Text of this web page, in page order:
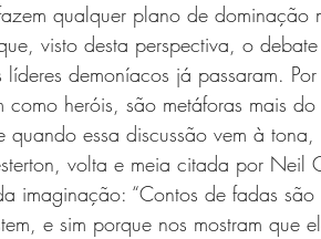
qualquer plano de dominação
visto desta perspectiva, o
demoníacos já passaram.
heróis, são metáforas mais
quando essa discussão vem à
volta e meia citada por Neil
imaginação: “Contos de fadas
e sim porque nos mostram que